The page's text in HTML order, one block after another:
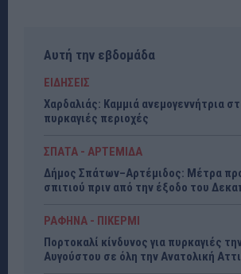
Αυτή την εβδομάδα
ΕΙΔΗΣΕΙΣ
Χαρδαλιάς: Καμμιά ανεμογεννήτρια
πυρκαγιές περιοχές
ΣΠΑΤΑ - ΑΡΤΕΜΙΔΑ
Δήμος Σπάτων–Αρτέμιδος: Μέτρα
σπιτιού πριν από την έξοδο του
ΡΑΦΗΝΑ - ΠΙΚΕΡΜΙ
Πορτοκαλί κίνδυνος για πυρκαγιές
Αυγούστου σε όλη την Ανατολική